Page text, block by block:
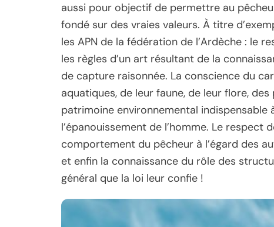
aussi pour objectif de permettre au
fondé sur des vraies valeurs. À titre
les APN de la fédération de l’Ardèche : le
les règles d’un art résultant de la
de capture raisonnée. La conscience du
aquatiques, de leur faune, de leur flore,
patrimoine environnemental indispensable
l’épanouissement de l’homme. Le
comportement du pêcheur à l’égard des
et enfin la connaissance du rôle des
général que la loi leur confie !